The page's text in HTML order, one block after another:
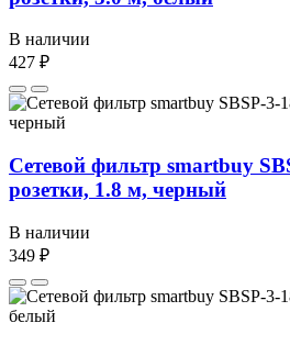
В наличии
427 ₽
Сетевой фильтр smartbuy
розетки, 1.8 м, черный
В наличии
349 ₽